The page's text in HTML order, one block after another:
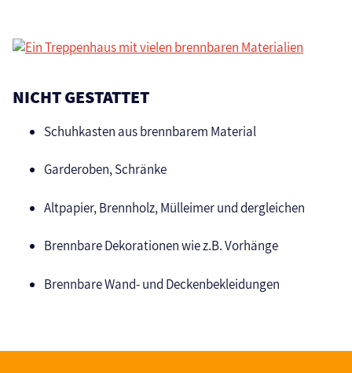
NICHT GESTATTET
Schuhkasten aus brennbarem Material
Garderoben, Schränke
Altpapier, Brennholz, Mülleimer und dergleichen
Brennbare Dekorationen wie z.B. Vorhänge
Brennbare Wand- und Deckenbekleidungen